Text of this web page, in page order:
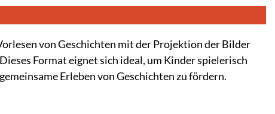
von Geschichten mit der Projektion der Bilder
Format eignet sich ideal, um Kinder spielerisch
Erleben von Geschichten zu fördern.